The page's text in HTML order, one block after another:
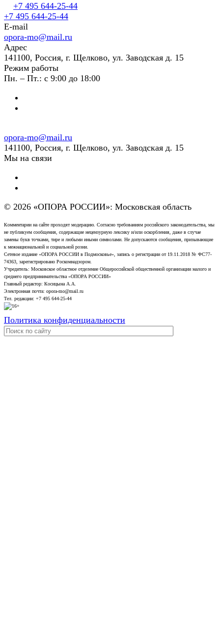
+7 495 644-25-44
+7 495 644-25-44
E-mail
opora-mo@mail.ru
Адрес
141100, Россия, г. Щелково, ул. Заводская д. 15
Режим работы
Пн. – Пт.: с 9:00 до 18:00
opora-mo@mail.ru
141100, Россия, г. Щелково, ул. Заводская д. 15
Мы на связи
© 2026 «ОПОРА РОССИИ»: Московская область
Комментарии на сайте проходят модерацию. Согласно требованиям российского законодательства, мы
не публикуем сообщения, содержащие нецензурную лексику и/или оскорбления, даже в случае
замены букв точками, тире и любыми иными символами. Не допускаются сообщения, призывающие
к межнациональной и социальной розни.
Сетевое издание «ОПОРА РОССИИ в Подмосковье», запись о регистрации от 19.11.2018 № ФС77-
74363, зарегистрировано Роскомнадзором.
Учредитель: Московское областное отделение Общероссийской общественной организации малого и
среднего предпринимательства «ОПОРА РОССИИ»
Главный редактор: Косицына А.А.
Электронная почта: opora-mo@mail.ru
Тел. редакции: +7 495 644-25-44
Политика конфиденциальности